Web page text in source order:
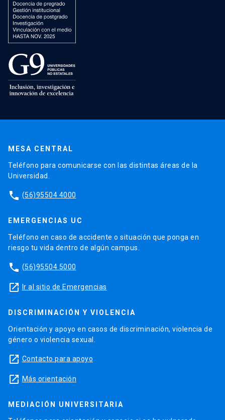
MESA CENTRAL
Teléfono para comunicarse con las distintas áreas de la
Universidad.
phone (56)95504 4000
EMERGENCIAS UC
Teléfono en caso de accidente o situación que ponga en
riesgo tu vida dentro de algún campus.
phone (56)95504 5000
launch Ir al sitio de Emergencias
DISCRIMINACIÓN Y VIOLENCIA
Orientación y apoyo en casos de discriminación, violencia de
género o violencia sexual.
launch Contacto para apoyo
launch Más orientación
MEDIACIÓN UNIVERSITARIA